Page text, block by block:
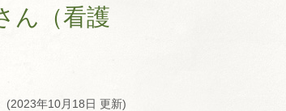
ん（看護
(2023年10月18日 更新)